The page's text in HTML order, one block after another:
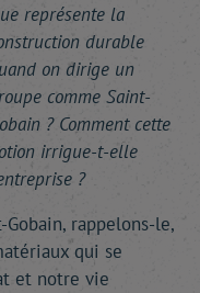
représente la
durable
on dirige un
comme Saint-
? Comment cette
irrigue-t-elle
?
rappelons-le,
qui se
et notre vie